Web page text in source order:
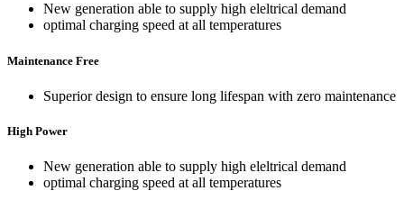
New generation able to supply high eleltrical demand
optimal charging speed at all temperatures
Maintenance Free
Superior design to ensure long lifespan with zero maintenance
High Power
New generation able to supply high eleltrical demand
optimal charging speed at all temperatures